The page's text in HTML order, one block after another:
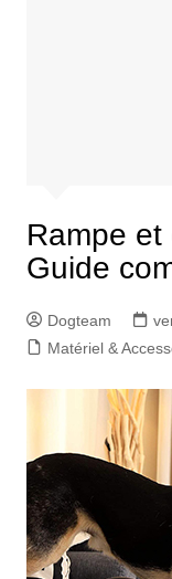
Rampe
Guide
Dogteam
Matériel &